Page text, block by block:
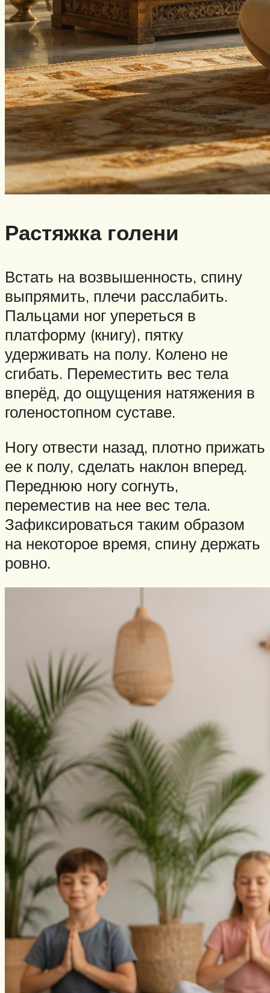
Растяжка голени
Встать на возвышенность, спину
выпрямить, плечи расслабить.
Пальцами ног упереться в
платформу (книгу), пятку
удерживать на полу. Колено не
сгибать. Переместить вес тела
вперёд, до ощущения натяжения в
голеностопном суставе.
Ногу отвести назад, плотно прижать
ее к полу, сделать наклон вперед.
Переднюю ногу согнуть,
переместив на нее вес тела.
Зафиксироваться таким образом
на некоторое время, спину держать
ровно.